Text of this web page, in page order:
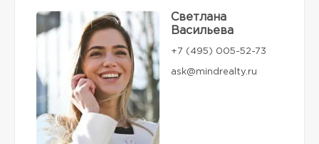
Светлана
Васильева
+7 (495) 005-52-73
ask@mindrealty.ru